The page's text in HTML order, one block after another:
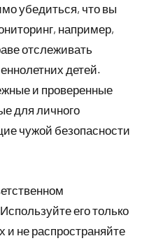
убедиться, что вы
например,
отслеживать
детей.
и проверенные
для личного
чужой безопасности
его только
и не распространяйте